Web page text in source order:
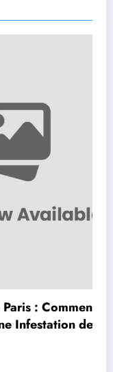
Agir
de